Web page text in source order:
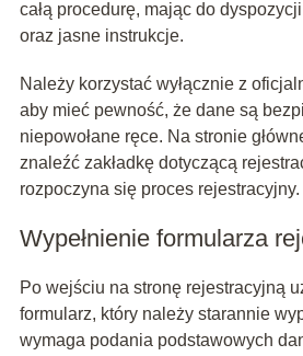
całą procedurę, mając do
oraz jasne instrukcje.
Należy korzystać wyłącznie z
aby mieć pewność, że dane są
niepowołane ręce. Na stronie
znaleźć zakładkę dotyczącą
rozpoczyna się proces rejestracyjny.
Wypełnienie formularza
Po wejściu na stronę rejestracyjną
formularz, który należy starannie
wymaga podania podstawowych